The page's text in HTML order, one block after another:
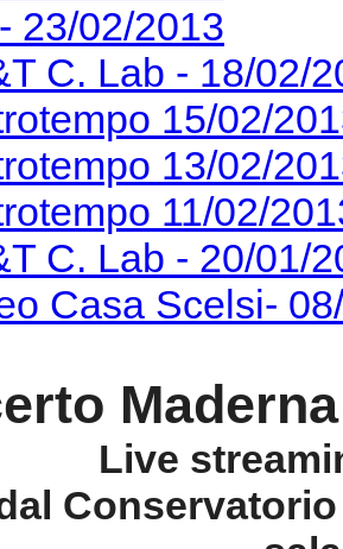
Scelsi- 14/03/
Angelica -
05/03/2013
26/02/2013
23/02/2013
C. Lab - 18/02/
15/02/
13/02/
11/02/
C. Lab - 20/01/
Casa Scelsi-